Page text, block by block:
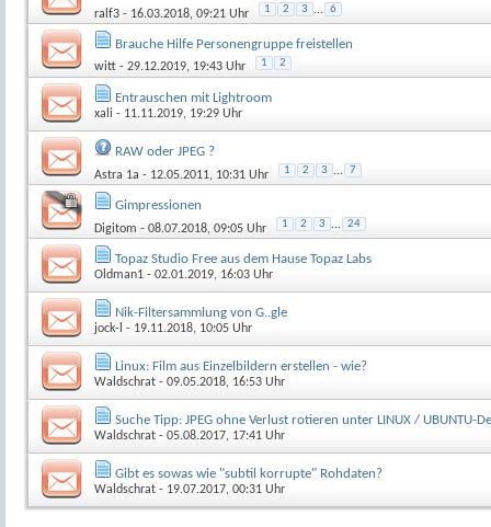
ralf3 - 16.03.2018, 09:21 Uhr 1 2 3 ... 6
Brauche Hilfe Personengruppe freistellen
witt - 29.12.2019, 19:43 Uhr 1 2
Entrauschen mit Lightroom
xali - 11.11.2019, 19:29 Uhr
RAW oder JPEG ?
Astra 1a - 12.05.2011, 10:31 Uhr 1 2 3 ... 7
Gimpressionen
Digitom - 08.07.2018, 09:05 Uhr 1 2 3 ... 24
Topaz Studio Free aus dem Hause Topaz Labs
Oldman1 - 02.01.2019, 16:03 Uhr
Nik-Filtersammlung von G..gle
jock-l - 19.11.2018, 10:05 Uhr
Linux: Film aus Einzelbildern erstellen - wie?
Waldschrat - 09.05.2018, 16:53 Uhr
Suche Tipp: JPEG ohne Verlust rotieren unter LINUX / UBUNTU-
Waldschrat - 05.08.2017, 17:41 Uhr
Gibt es sowas wie "subtil korrupte" Rohdaten?
Waldschrat - 19.07.2017, 00:31 Uhr